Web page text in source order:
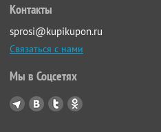
Контакты
sprosi@kupikupon.ru
Связаться с нами
Мы в Соцсетях